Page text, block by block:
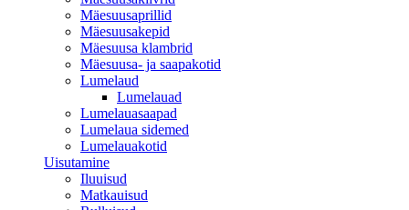
Mäesuusaprillid
Mäesuusakepid
Mäesuusa klambrid
Mäesuusa- ja saapakotid
Lumelaud
Lumelauad
Lumelauasaapad
Lumelaua sidemed
Lumelauakotid
Uisutamine
Iluuisud
Matkauisud